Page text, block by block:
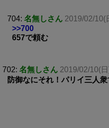
704: 名無しさん 2019/02/10(
>>700
657で頼む
702: 名無しさん 2019/02/10(
防御なにそれ！パリイ三人